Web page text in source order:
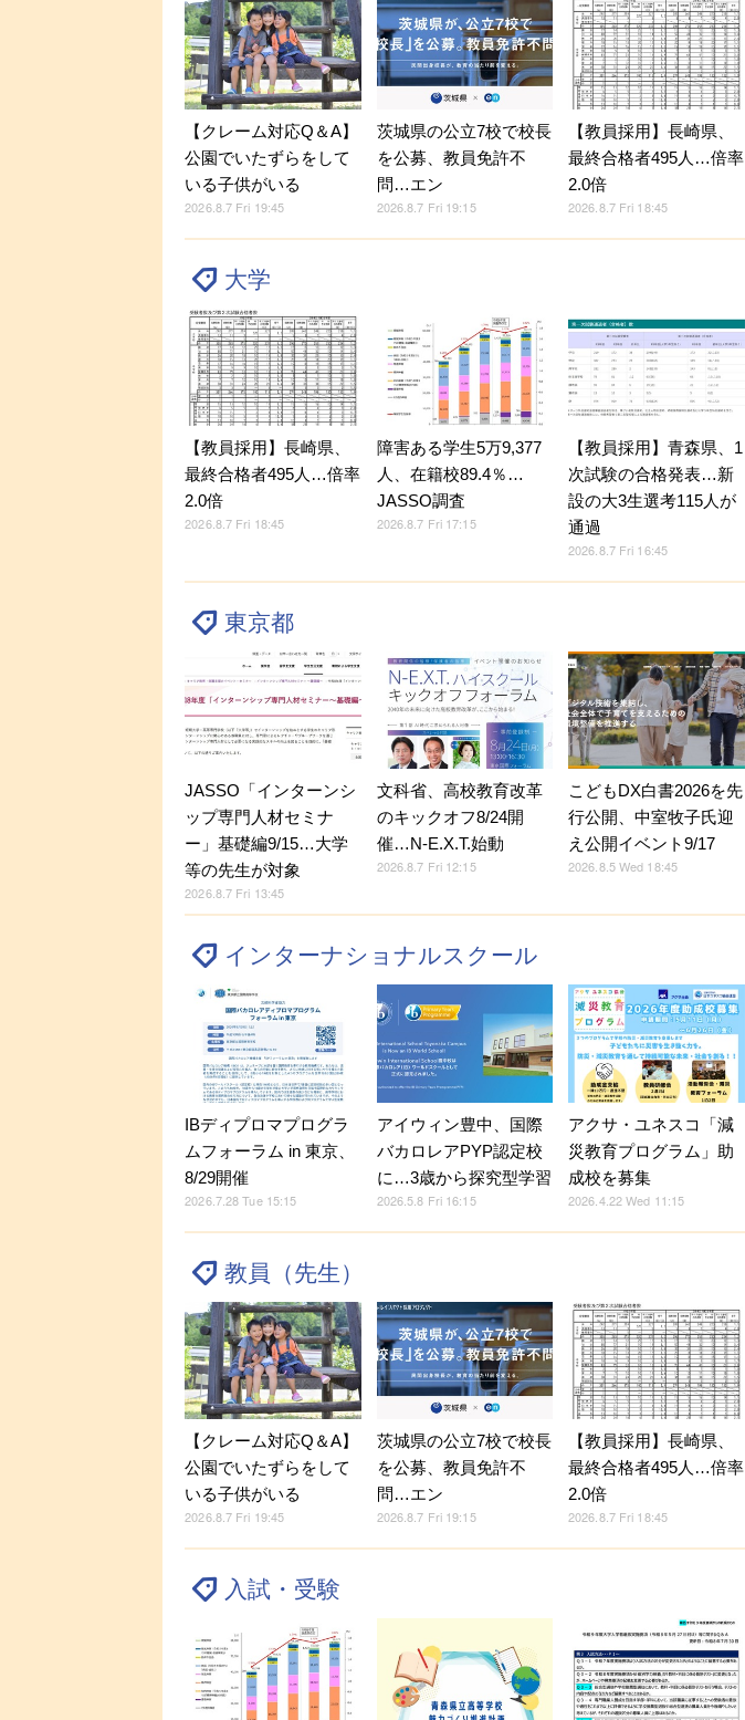
【クレーム対応Q＆A】
公園でいたずらをして
いる子供がいる
2026.8.7 Fri 19:45
茨城県の公立7校で校長
を公募、教員免許不
問…エン
2026.8.7 Fri 19:15
【教員採用】長崎県、
最終合格者495人…倍率
2.0倍
2026.8.7 Fri 18:45
大学
【教員採用】長崎県、
最終合格者495人…倍率
2.0倍
2026.8.7 Fri 18:45
障害ある学生5万9,377
人、在籍校89.4％…
JASSO調査
2026.8.7 Fri 17:15
【教員採用】青森県、1
次試験の合格発表…新
設の大3生選考115人が
通過
2026.8.7 Fri 16:45
東京都
JASSO「インターンシ
ップ専門人材セミナ
ー」基礎編9/15…大学
等の先生が対象
2026.8.7 Fri 13:45
文科省、高校教育改革
のキックオフ8/24開
催…N-E.X.T.始動
2026.8.7 Fri 12:15
こどもDX白書2026を先
行公開、中室牧子氏迎
え公開イベント9/17
2026.8.5 Wed 18:45
インターナショナルスクール
IBディプロマプログラ
ムフォーラム in 東京、
8/29開催
2026.7.28 Tue 15:15
アイウィン豊中、国際
バカロレアPYP認定校
に…3歳から探究型学習
2026.5.8 Fri 16:15
アクサ・ユネスコ「減
災教育プログラム」助
成校を募集
2026.4.22 Wed 11:15
教員（先生）
【クレーム対応Q＆A】
公園でいたずらをして
いる子供がいる
2026.8.7 Fri 19:45
茨城県の公立7校で校長
を公募、教員免許不
問…エン
2026.8.7 Fri 19:15
【教員採用】長崎県、
最終合格者495人…倍率
2.0倍
2026.8.7 Fri 18:45
入試・受験